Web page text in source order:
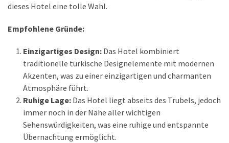
dieses Hotel eine tolle Wahl.
Empfohlene Gründe:
Einzigartiges Design: Das Hotel kombiniert
traditionelle türkische Designelemente mit modernen
Akzenten, was zu einer einzigartigen und charmanten
Atmosphäre führt.
Ruhige Lage: Das Hotel liegt abseits des Trubels, jedoch
immer noch in der Nähe aller wichtigen
Sehenswürdigkeiten, was eine ruhige und entspannte
Übernachtung ermöglicht.